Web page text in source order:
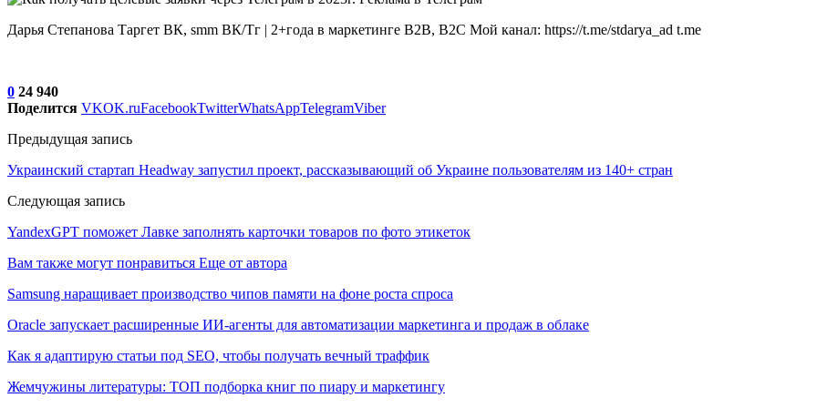
Дарья Степанова Таргет ВК, smm ВК/Тг | 2+года в маркетинге B2B, B2C Мой канал: https://t.me/stdarya_ad t.me
0 24 940
Поделится VKOK.ruFacebookTwitterWhatsAppTelegramViber
Предыдущая запись
Украинский стартап Headway запустил проект, рассказывающий об Украине пользователям из 140+ стран
Следующая запись
YandexGPT поможет Лавке заполнять карточки товаров по фото этикеток
Вам также могут понравиться Еще от автора
Samsung наращивает производство чипов памяти на фоне роста спроса
Oracle запускает расширенные ИИ‑агенты для автоматизации маркетинга и продаж в облаке
Как я адаптирую статьи под SEO, чтобы получать вечный траффик
Жемчужины литературы: ТОП подборка книг по пиару и маркетингу